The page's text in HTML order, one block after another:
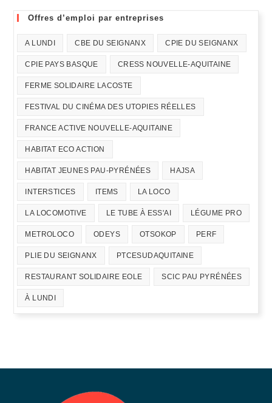
Offres d’emploi par entreprises
A LUNDI CBE DU SEIGNANX CPIE DU SEIGNANX
CPIE PAYS BASQUE CRESS NOUVELLE-AQUITAINE
FERME SOLIDAIRE LACOSTE
FESTIVAL DU CINÉMA DES UTOPIES RÉELLES
FRANCE ACTIVE NOUVELLE-AQUITAINE
HABITAT ECO ACTION
HABITAT JEUNES PAU-PYRÉNÉES HAJSA
INTERSTICES ITEMS LA LOCO
LA LOCOMOTIVE LE TUBE À ESS'AI LÉGUME PRO
METROLOCO ODEYS OTSOKOP PERF
PLIE DU SEIGNANX PTCESUDAQUITAINE
RESTAURANT SOLIDAIRE EOLE SCIC PAU PYRÉNÉES
À LUNDI